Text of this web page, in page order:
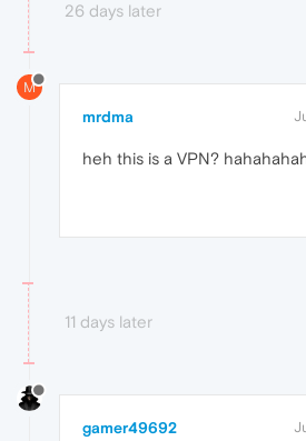
26 days later
M
mrdma
heh this is a VPN?
11 days later
gamer49692